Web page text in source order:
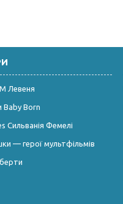
Левеня
Baby Born
Сильванія Фемелі
— герої мультфільмів